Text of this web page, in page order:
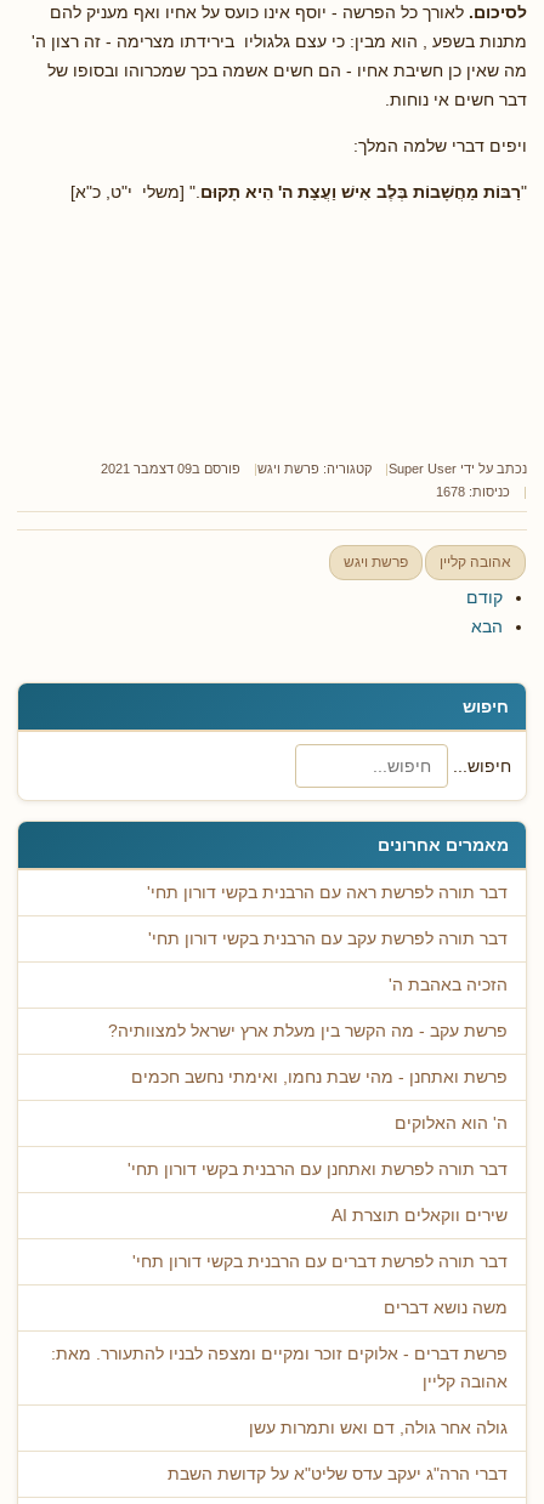
חיפוש
חיפוש...
מאמרים אחרונים
דבר תורה לפרשת ראה עם הרבנית בקשי דורון תחי'
דבר תורה לפרשת עקב עם הרבנית בקשי דורון תחי'
הזכיה באהבת ה'
פרשת עקב - מה הקשר בין מעלת ארץ ישראל למצוותיה?
פרשת ואתחנן - מהי שבת נחמו, ואימתי נחשב חכמים
ה' הוא האלוקים
דבר תורה לפרשת ואתחנן עם הרבנית בקשי דורון תחי'
שירים ווקאלים תוצרת AI
דבר תורה לפרשת דברים עם הרבנית בקשי דורון תחי'
משה נושא דברים
פרשת דברים - אלוקים זוכר ומקיים ומצפה לבניו להתעורר. מאת:
אהובה קליין
גולה אחר גולה, דם ואש ותמרות עשן
דברי הרה"ג יעקב עדס שליט"א על קדושת השבת
לסיכום. לאורך כל הפרשה - יוסף אינו כועס על אחיו ואף מעניק להם
מתנות בשפע , הוא מבין: כי עצם גלגוליו בירידתו מצרימה - זה רצון ה'
מה שאין כן חשיבת אחיו - הם חשים אשמה בכך שמכרוהו ובסופו של
דבר חשים אי נוחות.
ויפים דברי שלמה המלך:
"רַבּוֹת מַחֲשָׁבוֹת בְּלֶב אִישׁ וַעֲצַת ה' הִיא תָקוּם ." [משלי י"ט, כ"א]
נכתב על ידי Super User קטגוריה: פרשת ויגש
פורסם ב09 דצמבר 2021
כניסות: 1678
אהובה קליין פרשת ויגש
קודם
הבא